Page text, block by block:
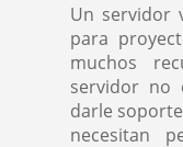
Un servidor
para
muchos
servidor no
darle
necesitan